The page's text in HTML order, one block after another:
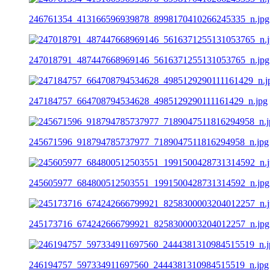
246761354_413166596939878_8998170410266245335_n.jpg
247018791_487447668969146_5616371255131053765_n.jpg
247184757_664708794534628_4985129290111161429_n.jpg
245671596_918794785737977_7189047511816294958_n.jpg
245605977_684800512503551_1991500428731314592_n.jpg
245173716_674242666799921_8258300003204012257_n.jpg
246194757_597334911697560_2444381310984515519_n.jpg